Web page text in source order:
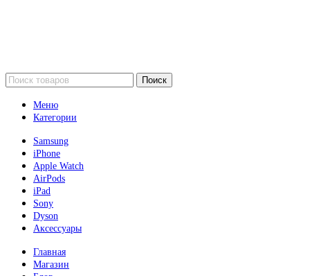
Поиск
Меню
Категории
Samsung
iPhone
Apple Watch
AirPods
iPad
Sony
Dyson
Аксессуары
Главная
Магазин